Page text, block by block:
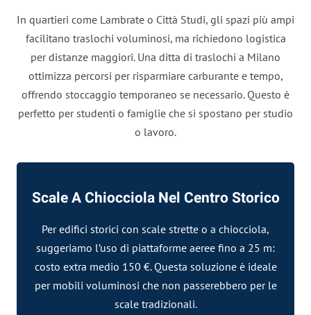
In quartieri come Lambrate o Città Studi, gli spazi più ampi
facilitano traslochi voluminosi, ma richiedono logistica
per distanze maggiori. Una ditta di traslochi a Milano
ottimizza percorsi per risparmiare carburante e tempo,
offrendo stoccaggio temporaneo se necessario. Questo è
perfetto per studenti o famiglie che si spostano per studio
o lavoro.
Scale A Chiocciola Nel Centro Storico
Per edifici storici con scale strette o a chiocciola,
suggeriamo l’uso di piattaforme aeree fino a 25 m:
costo extra medio 150 €. Questa soluzione è ideale
per mobili voluminosi che non passerebbero per le
scale tradizionali.